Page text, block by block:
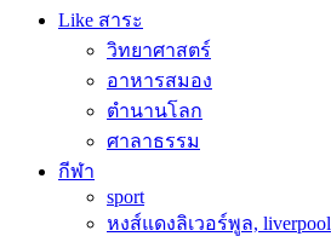
Like สาระ
วิทยาศาสตร์
อาหารสมอง
ตำนานโลก
ศาลาธรรม
กีฬา
sport
หงส์แดงลิเวอร์พูล, liverpool